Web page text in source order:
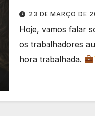
23 DE MARÇO DE
Hoje, vamos falar
os trabalhadores
hora trabalhada.